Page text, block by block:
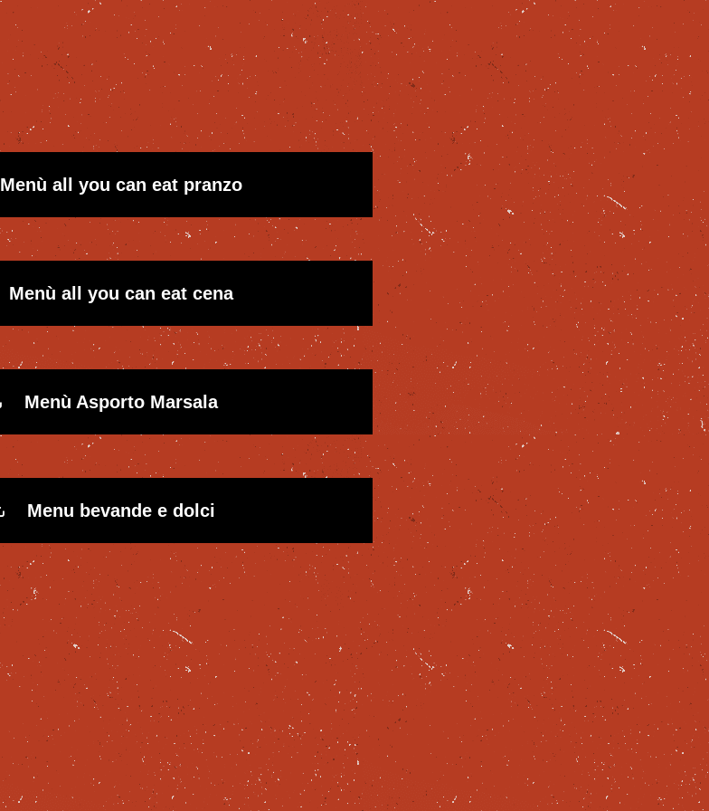
Menù all you can eat pranzo
Menù all you can eat cena
Menù Asporto Marsala
Menu bevande e dolci